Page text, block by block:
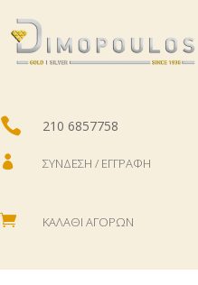
 210 6857758
 ΣΎΝΔΕΣΗ / ΕΓΓΡΑΦΉ
 ΚΑΛΆΘΙ ΑΓΟΡΏΝ